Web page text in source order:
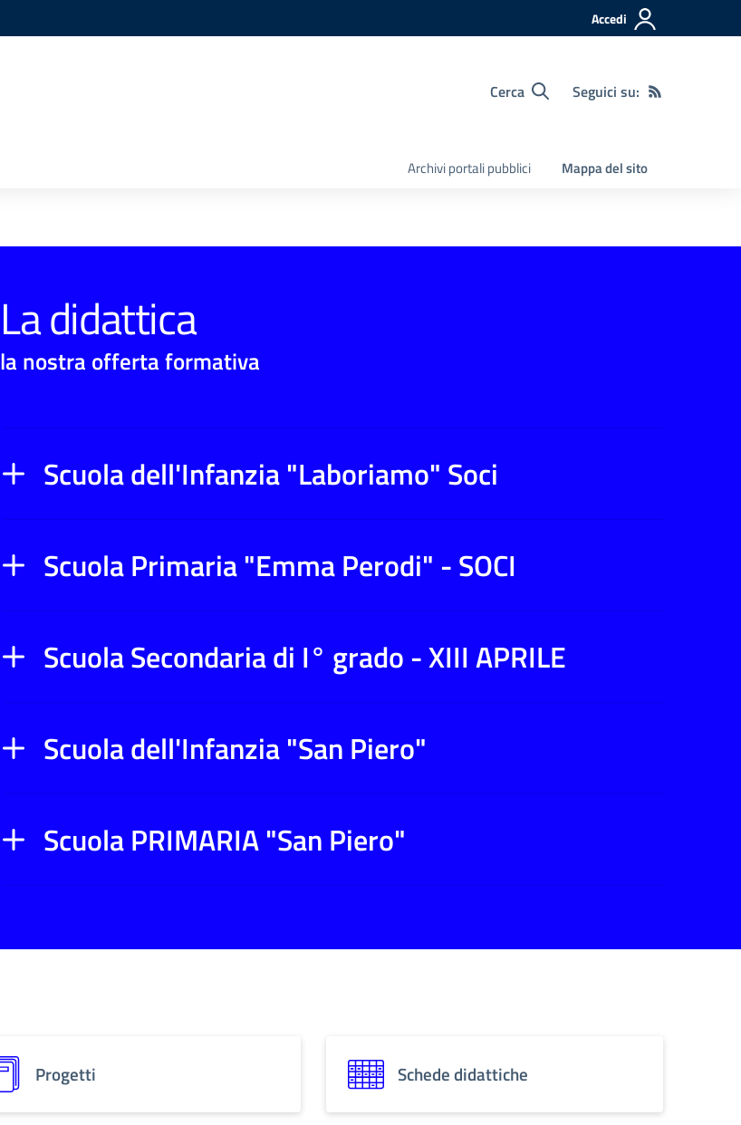
Accedi
Cerca Seguici su:
Archivi portali pubblici Mappa del sito
La didattica
la nostra offerta formativa
Scuola dell'Infanzia "Laboriamo" Soci
Scuola Primaria "Emma Perodi" - SOCI
Scuola Secondaria di I° grado - XIII APRILE
Scuola dell'Infanzia "San Piero"
Scuola PRIMARIA "San Piero"
Progetti Schede didattiche